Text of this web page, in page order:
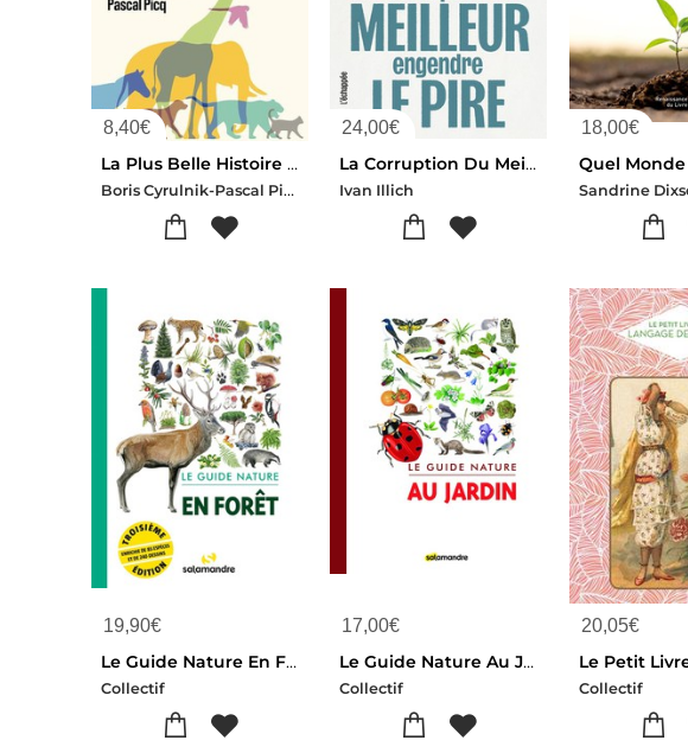
8,40€
La Plus Belle Histoire Des Animaux
Boris Cyrulnik-Pascal Picq-Jean-pierre Digard-Karine Lou Matignon
24,00€
La Corruption Du Meilleur Engendre Le Pire : Entretiens Avec David Cayley
Ivan Illich
18,00€
19,90€
Le Guide Nature En Foret (3e Edition)
Collectif
17,00€
Le Guide Nature Au Jardin
Collectif
20,05€
Collectif